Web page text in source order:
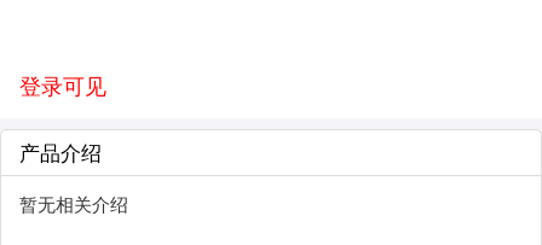
登录可见
产品介绍
暂无相关介绍